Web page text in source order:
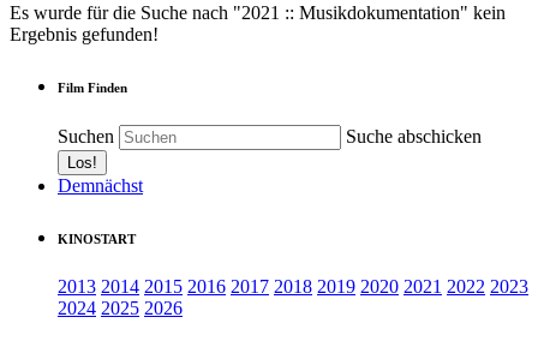
Es wurde für die Suche nach "2021 :: Musikdokumentation" kein
Ergebnis gefunden!
Film Finden
Suchen Suche abschicken
Demnächst
KINOSTART
2013 2014 2015 2016 2017 2018 2019 2020 2021 2022 2023
2024 2025 2026